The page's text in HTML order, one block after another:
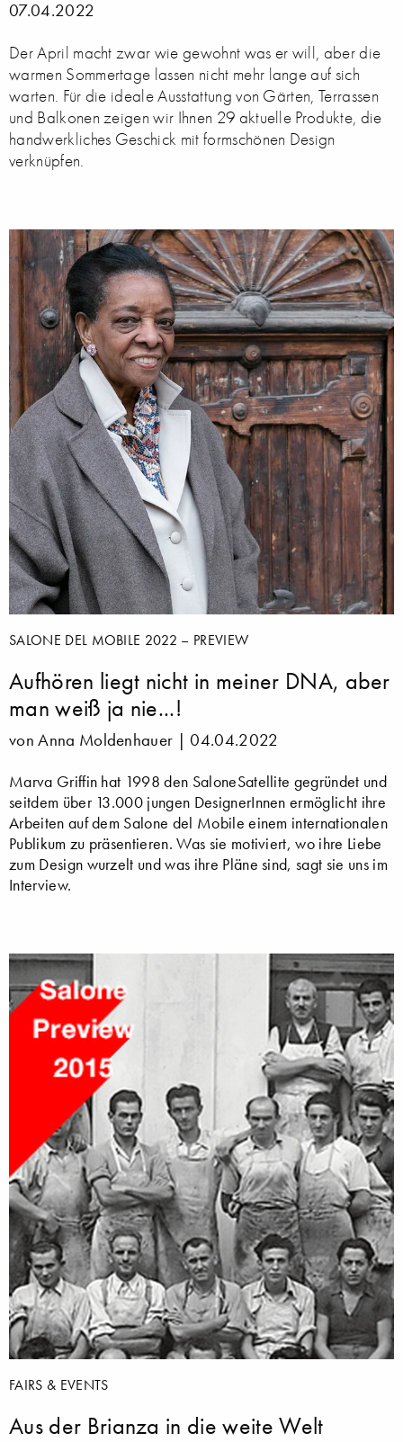
07.04.2022
Der April macht zwar wie gewohnt was er will, aber die
warmen Sommertage lassen nicht mehr lange auf sich
warten. Für die ideale Ausstattung von Gärten, Terrassen
und Balkonen zeigen wir Ihnen 29 aktuelle Produkte, die
handwerkliches Geschick mit formschönen Design
verknüpfen.
SALONE DEL MOBILE 2022 – PREVIEW
Aufhören liegt nicht in meiner DNA, aber
man weiß ja nie...!
von Anna Moldenhauer |04.04.2022
Marva Griffin hat 1998 den SaloneSatellite gegründet und
seitdem über 13.000 jungen DesignerInnen ermöglicht ihre
Arbeiten auf dem Salone del Mobile einem internationalen
Publikum zu präsentieren. Was sie motiviert, wo ihre Liebe
zum Design wurzelt und was ihre Pläne sind, sagt sie uns im
Interview.
FAIRS & EVENTS
Aus der Brianza in die weite Welt